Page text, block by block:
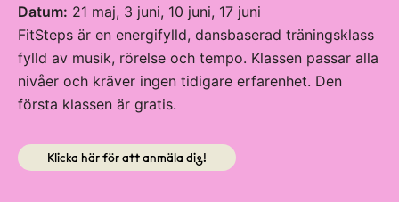
Datum: 21 maj, 3 juni, 10 juni, 17 juni
FitSteps är en energifylld, dansbaserad träningsklass
fylld av musik, rörelse och tempo. Klassen passar alla
nivåer och kräver ingen tidigare erfarenhet. Den
första klassen är gratis.
Klicka här för att anmäla dig!